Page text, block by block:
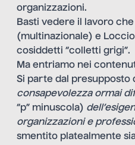
organizzazioni.
Basti vedere il lavoro
(multinazionale) e
cosiddetti “colletti grigi”.
Ma entriamo nei
Si parte dal presupposto
consapevolezza ormai
“p” minuscola)
organizzazioni e
smentito platealmente